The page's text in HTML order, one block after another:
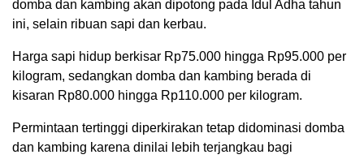
domba dan kambing akan dipotong pada Idul Adha tahun
ini, selain ribuan sapi dan kerbau.
Harga sapi hidup berkisar Rp75.000 hingga Rp95.000 per
kilogram, sedangkan domba dan kambing berada di
kisaran Rp80.000 hingga Rp110.000 per kilogram.
Permintaan tertinggi diperkirakan tetap didominasi domba
dan kambing karena dinilai lebih terjangkau bagi